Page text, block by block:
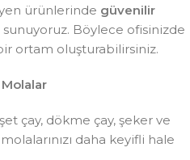
ürünlerinde güvenilir
Böylece ofisinizde
ortam oluşturabilirsiniz.
çay, dökme çay, şeker ve
daha keyifli hale